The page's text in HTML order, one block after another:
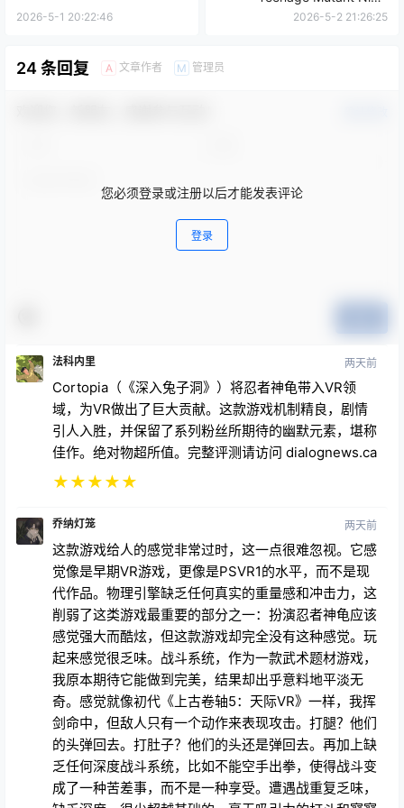
2026-5-1 20:22:46
Turtles Empire City
2026-5-2 21:26:25
24 条回复 A 文章作者 M 管理员
您必须登录或注册以后才能发表评论
登录
法科内里 两天前
Cortopia（《深入兔子洞》）将忍者神龟带入VR领
域，为VR做出了巨大贡献。这款游戏机制精良，剧情
引人入胜，并保留了系列粉丝所期待的幽默元素，堪称
佳作。绝对物超所值。完整评测请访问 dialognews.ca
★★★★★
乔纳灯笼 两天前
这款游戏给人的感觉非常过时，这一点很难忽视。它感
觉像是早期VR游戏，更像是PSVR1的水平，而不是现
代作品。物理引擎缺乏任何真实的重量感和冲击力，这
削弱了这类游戏最重要的部分之一：扮演忍者神龟应该
感觉强大而酷炫，但这款游戏却完全没有这种感觉。玩
起来感觉很乏味。战斗系统，作为一款武术题材游戏，
我原本期待它能做到完美，结果却出乎意料地平淡无
奇。感觉就像初代《上古卷轴5：天际VR》一样，我挥
剑命中，但敌人只有一个动作来表现攻击。打腿？他们
的头弹回去。打肚子？他们的头还是弹回去。再加上缺
乏任何深度战斗系统，比如不能空手出拳，使得战斗变
成了一种苦差事，而不是一种享受。遭遇战重复乏味，